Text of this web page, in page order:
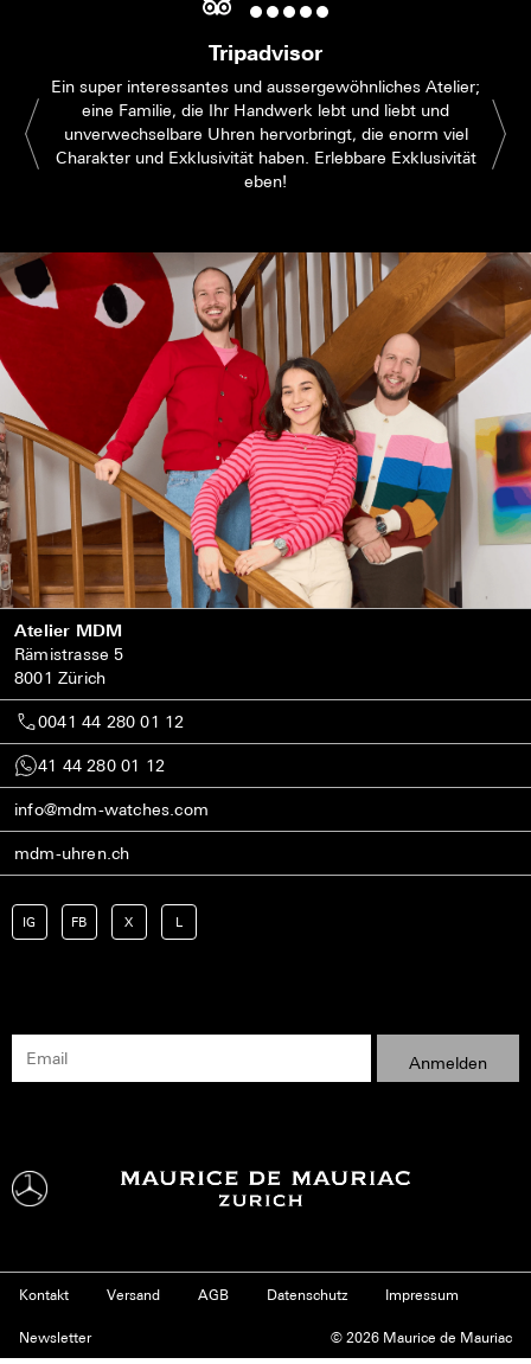
Tripadvisor
Ein super interessantes und aussergewöhnliches Atelier;
eine Familie, die Ihr Handwerk lebt und liebt und
unverwechselbare Uhren hervorbringt, die enorm viel
Charakter und Exklusivität haben. Erlebbare Exklusivität
eben!
Atelier MDM
Rämistrasse 5
8001 Zürich
0041 44 280 01 12
41 44 280 01 12
info@mdm-watches.com
mdm-uhren.ch
IG FB X L
Kontakt Versand AGB Datenschutz Impressum
Newsletter © 2026 Maurice de Mauriac